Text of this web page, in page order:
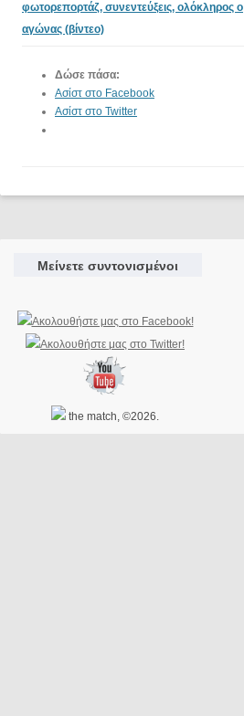
φωτορεπορτάζ, συνεντεύξεις, ολόκληρος ο
αγώνας (βίντεο)
Δώσε πάσα:
Ασίστ στο Facebook
Ασίστ στο Twitter
Μείνετε συντονισμένοι
the match, ©2026.